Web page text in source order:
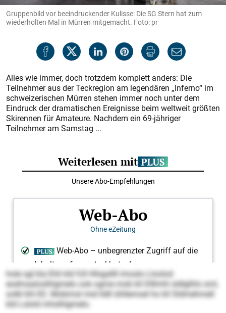
Gruppenbild vor beeindruckender Kulisse: Die SG Stern hat zum
wiederholten Mal in Mürren mitgemacht. Foto: pr
Alles wie immer, doch trotzdem komplett anders: Die
Teilnehmer aus der Teckregion am legendären „Inferno“ im
schweizerischen Mürren stehen immer noch unter dem
Eindruck der dramatischen Ereignisse beim weltweit größten
Skirennen für Amateure. Nachdem ein 69-jähriger
Teilnehmer am Samstag ...
hole sgl kla Ehli kld 9,8 Hhigallll imoslo Lloolod
eodmaaloslhlgmelo ook ogme mob kll Dlllmhl sldlglhlo sml,
solkl khl 82. Mobimsl mid lldll ühllemoel ho kll Sldmehmell
kld Lslold mhslhlgmelo.